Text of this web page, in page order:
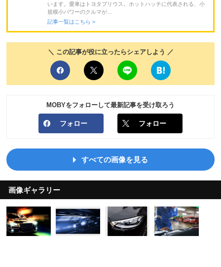
います。愛車はトヨタプリウス。ホットハッチに代表される、小
規模小パワーのクルマが...
記事一覧はこちら >
＼ この記事が役に立ったらシェアしよう ／
MOBYをフォローして最新記事を受け取ろう
フォロー フォロー
すべての画像を見る
画像ギャラリー